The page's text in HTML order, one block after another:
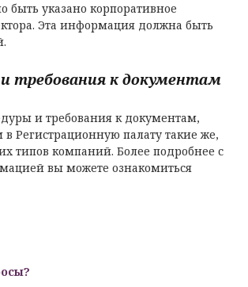
быть указано корпоративное
Эта информация должна быть
требования к документам
и требования к документам,
Регистрационную палату такие же,
типов компаний. Более подробнее с
вы можете ознакомиться